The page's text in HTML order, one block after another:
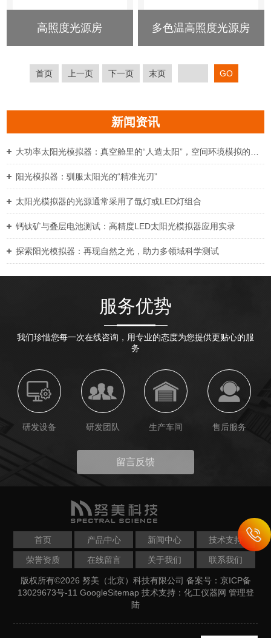
高照度光源房 多色温高照度光源房
首页 上一页 下一页 末页
新闻资讯
阳光模拟器：驯服太阳光的“精准光刃”
太阳光模拟器的光源通常采用了氙灯或LED灯组合
钙钛矿与叠层电池测试：高精度LED太阳光模拟器应用实录
探索阳光模拟器：再现自然之光，助力多领域科学测试
服务优势
我们珍惜您每一次在线咨询，用专业的态度为您提供更贴心的服
务
研发设备 研发团队 生产车间 售后服务
留言反馈
首页 产品中心 新闻中心 技术支持
荣誉资质 在线留言 关于我们 联系我们
版权所有©2026 努美（北京）科技有限公司 备案号：京ICP备
13029673号-11 GoogleSitemap 技术支持： 化工仪器网 管理登
陆